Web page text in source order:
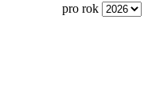
pro rok